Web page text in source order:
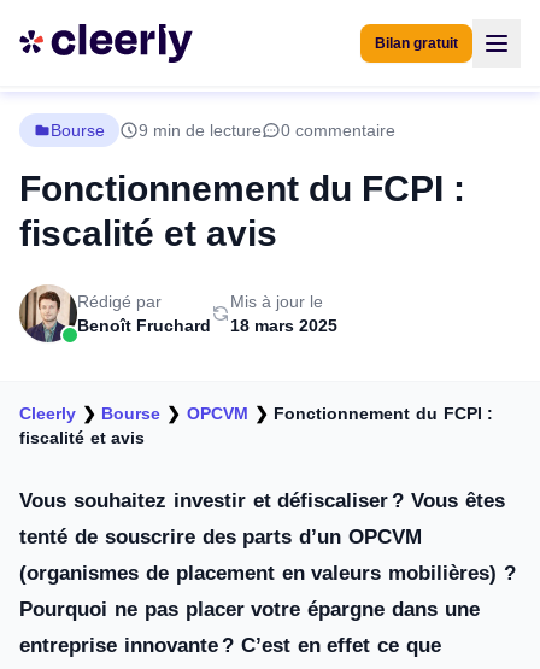
Bilan gratuit
Bourse 9 min de lecture 0 commentaire
Fonctionnement du FCPI :
fiscalité et avis
Rédigé par
Benoît Fruchard
Mis à jour le
18 mars 2025
Cleerly ❯ Bourse ❯ OPCVM ❯ Fonctionnement du FCPI :
fiscalité et avis
Vous souhaitez investir et défiscaliser ? Vous êtes
tenté de souscrire des parts d’un OPCVM
(organismes de placement en valeurs mobilières) ?
Pourquoi ne pas placer votre épargne dans une
entreprise innovante ? C’est en effet ce que